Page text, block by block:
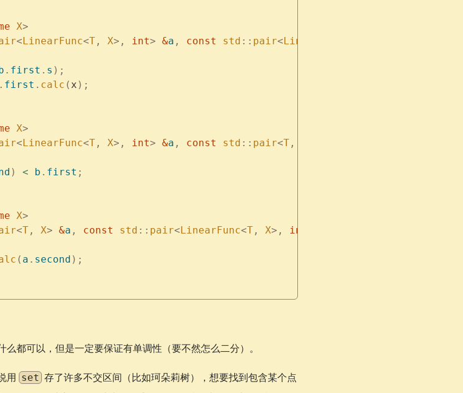
X>
<LinearFunc<T, X>, int> &a , const std :: pair<LinearFunc
. first . s );
. first . calc ( x );
X>
<LinearFunc<T, X>, int> &a , const std :: pair<T,
) < b . first ;
X>
<T, X> &a , const std :: pair<LinearFunc<T, X>, int
( a . second );
都可以，但是一定要保证有单调性（要不然怎么二分）。
用 set 存了许多不交区间（比如珂朵莉树），想要找到包含某个点